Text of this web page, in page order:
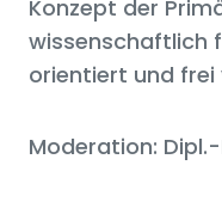
Konzept der
wissenschaftlich
orientiert und frei
Moderation: